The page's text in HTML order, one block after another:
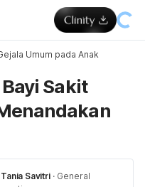
Umum pada Anak
Sakit
Tania Savitri · General